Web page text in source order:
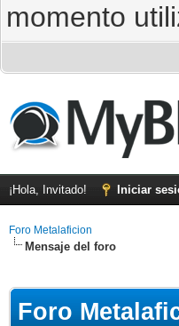
momento
¡Hola, Invitado! Iniciar
Foro Metalaficion
Mensaje del foro
Foro